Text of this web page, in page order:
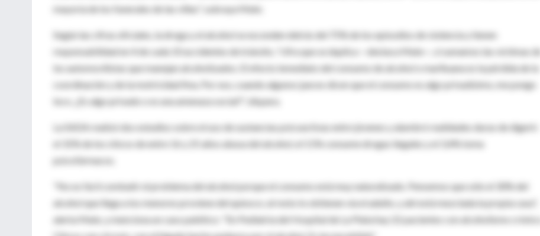
mayoría de los funerales de las villas", subraya Mate.
Según las cifras oficiales, la droga y el alcohol se esconden detrás del 75% de los episodios de violencia y tienen
responsabilidad en 4 de cada 10 accidentes de tránsito, "cifra que se duplica —destaca Mate—, si sumamos las víctimas de
los automovilistas que manejan alcoholizados. El efecto inmediato del consumo de alcohol o marihuana es la pérdida de la
coordinación y de la motricidad fina. Por eso, cuando algunos jueces dicen que el consumo es algo privadísimo, me pongo
loco. ¿Es algo privado o es una amenaza social?", dispara.
La SADA realizó dos estudios sobre el uso de sustancias psicoactivas entre jóvenes y alumbró realidades duras de digerir:
el 31% de los chicos de entre 16 y 25 años abusa del alcohol, el 11% consume drogas ilegales y el 3,4% toma
psicofármacos.
"No es fácil combatir el problema del alcohol porque el consumo está muy naturalizado. Pensemos que sólo el 30% del
alcohol que llega a los menores proviene del quiosco; al resto lo obtienen vía el adulto, y ahí está mezclada la propia casa",
alerta Mate, y menciona un caso patético: "En Pediatría del Hospital de La Plata hay 22 pacientes con alcoholismo crónico.